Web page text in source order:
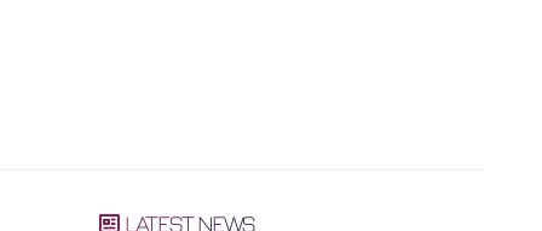
LATEST NEWS